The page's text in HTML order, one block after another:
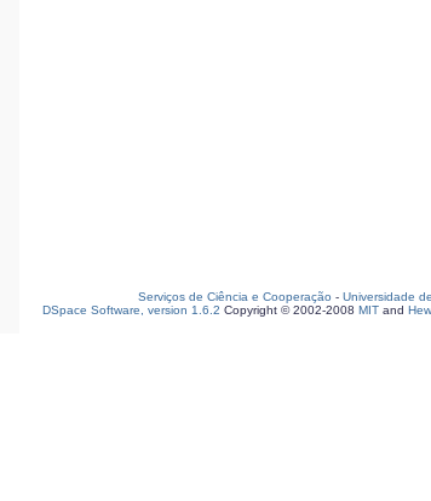
Serviços de Ciência e Cooperação - Universidade
DSpace Software, version 1.6.2 Copyright © 2002-2008 MIT and